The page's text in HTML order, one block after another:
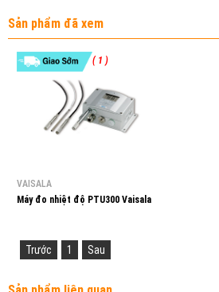
Sản phẩm đã xem
( 1 )
VAISALA
Máy đo nhiệt độ PTU300 Vaisala
Trước 1 Sau